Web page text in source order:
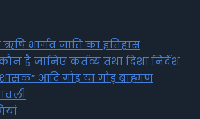
भार्गव जाति का इतिहास
है जानिए कर्तव्य तथा दिशा निर्देश
आदि गौड़ या गौड़ ब्राह्मण